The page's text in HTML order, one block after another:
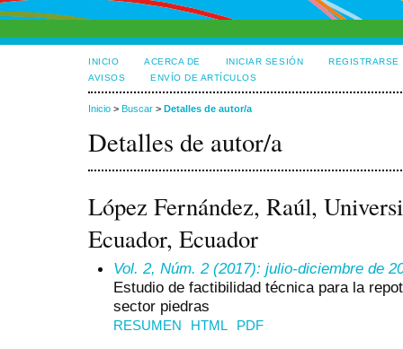
INICIO ACERCA DE INICIAR SESIÓN
REGISTRARSE
AVISOS
ENVÍO DE ARTÍCULOS
Inicio > Buscar > Detalles de autor/a
Detalles de autor/a
López Fernández, Raúl,
Ecuador, Ecuador
Vol. 2, Núm. 2 (2017): julio-diciembre de
Estudio de factibilidad técnica para la
sector piedras
RESUMEN HTML PDF